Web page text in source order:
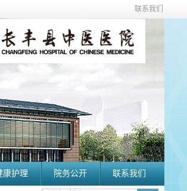
联系我们
康护理 院务公开 联系我们